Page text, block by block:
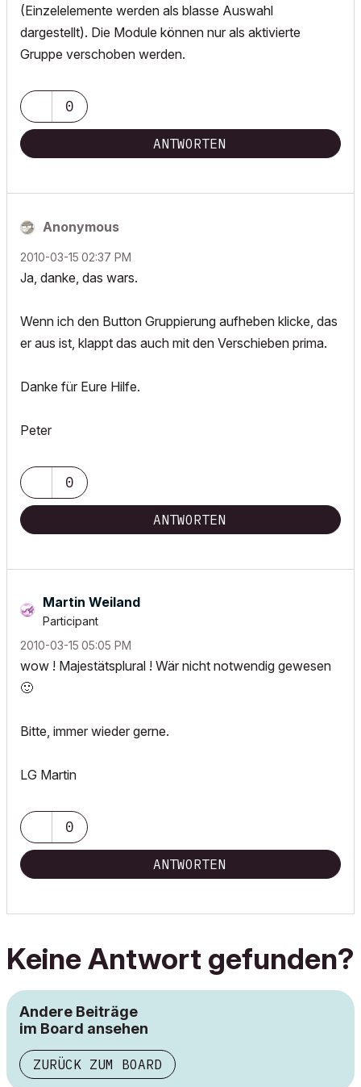
(Einzelelemente werden als blasse Auswahl
dargestellt). Die Module können nur als aktivierte
Gruppe verschoben werden.
0
ANTWORTEN
Anonymous
‎2010-03-15 02:37 PM
Ja, danke, das wars.
Wenn ich den Button Gruppierung aufheben klicke, das
er aus ist, klappt das auch mit den Verschieben prima.
Danke für Eure Hilfe.
Peter
0
ANTWORTEN
Martin Weiland
Participant
‎2010-03-15 05:05 PM
wow ! Majestätsplural ! Wär nicht notwendig gewesen
🙂
Bitte, immer wieder gerne.
LG Martin
0
ANTWORTEN
Keine Antwort gefunden?
Andere Beiträge
im Board ansehen
ZURÜCK ZUM BOARD